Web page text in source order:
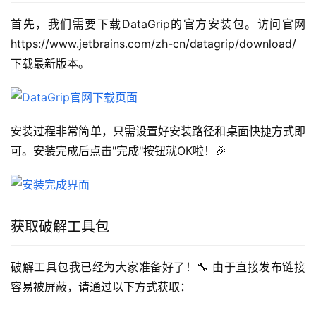
首先，我们需要下载DataGrip的官方安装包。访问官网
https://www.jetbrains.com/zh-cn/datagrip/download/
下载最新版本。
安装过程非常简单，只需设置好安装路径和桌面快捷方式即
可。安装完成后点击"完成"按钮就OK啦！🎉
获取破解工具包
破解工具包我已经为大家准备好了！🔧 由于直接发布链接
容易被屏蔽，请通过以下方式获取：